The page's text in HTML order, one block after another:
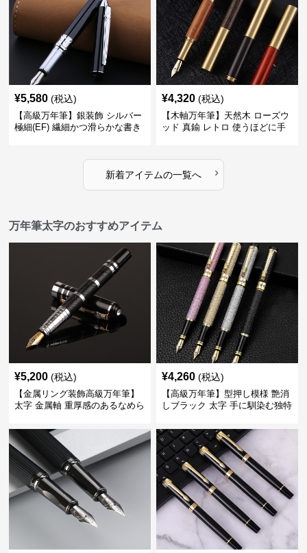
¥5,580 (税込)
【高級万年筆】銀装飾 シルバー
極細(EF) 繊細かつ滑らかな書き
¥4,320 (税込)
【木軸万年筆】天然木 ローズウ
ッド 真鍮 レトロ 使うほどに手
新着アイテムの一覧へ ›
万年筆太字のおすすめアイテム
¥5,200 (税込)
【金属リング装飾高級万年筆】
太字 金属軸 重厚感のあるなめら
きに最適
¥4,260 (税込)
【高級万年筆】型押し模様 艶消
しブラック 太字 手に馴染む独特
くい